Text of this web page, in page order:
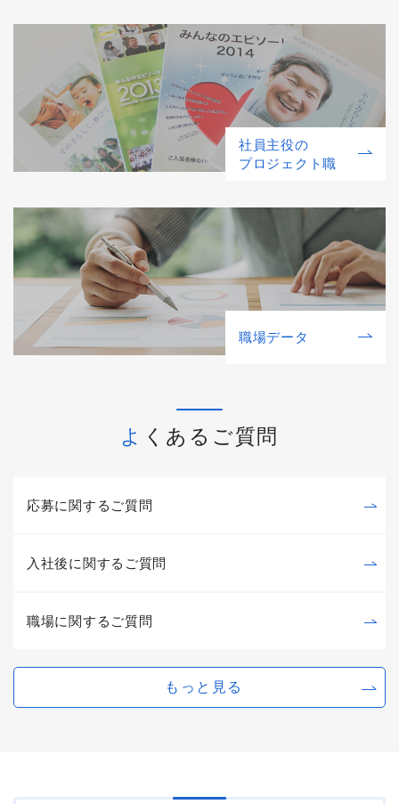
社員主役の
プロジェクト職
職場データ
よくあるご質問
応募に関するご質問
入社後に関するご質問
職場に関するご質問
もっと見る